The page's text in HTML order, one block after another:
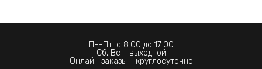
Пн-Пт: с 8:00 до 17:00
Сб, Вс - выходной
Онлайн заказы - круглосуточно